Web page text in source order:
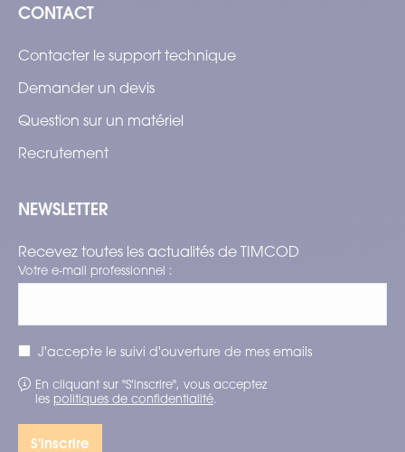
CONTACT
Contacter le support technique
Demander un devis
Question sur un matériel
Recrutement
NEWSLETTER
Recevez toutes les actualités de TIMCOD
Votre e-mail professionnel :
J'accepte le suivi d'ouverture de mes emails
En cliquant sur "S'inscrire", vous acceptez
les politiques de confidentialité.